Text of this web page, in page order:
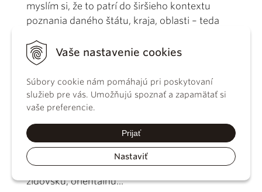
Vaše nastavenie cookies
Súbory cookie nám pomáhajú pri poskytovaní
služieb pre vás. Umožňujú spoznať a zapamätať si
vaše preferencie.
Prijať
Nastaviť
myslím si, že to patrí do širšieho kontextu
poznania daného štátu, kraja, oblasti – teda
významní rodáci, ale aj to, čo sa tam je a prečo.
Aj keď ako lekár viem, že asi najlepším
príkladom racionálnej, „zdravej“ kuchyne je
bez debaty grécka kuchyňa, mám rád tú
„našu“ - kuchyňu bývalého Rakúsko-Uhorska,
ktorá zahŕňa množstvo rozličných i
historických kuchýň – slovenskú, maďarskú,
poľskú, českú, nemeckú, taliansku, balkánsku,
židovskú, orientálnu...